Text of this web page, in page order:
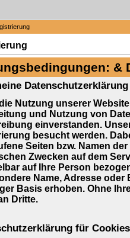
&
Datenschutzerklärung
Nutzung unserer
und Nutzung von
einverstanden.
besucht werden.
Seiten bzw. Namen
Zwecken auf dem
auf Ihre Person
Name, Adresse oder
Basis erhoben. Ohne
Dritte.
für Cookies